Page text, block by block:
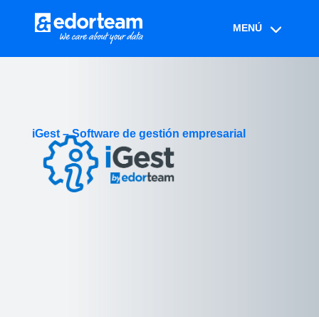
iGest – Software de gestión empresarial